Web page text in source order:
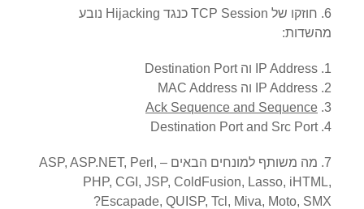
6. חוזקו של TCP Session כנגד Hijacking נובע
מהשדות:
IP Address וה Destination Port
IP Address וה MAC Address
Ack Sequence and Sequence
Destination Port and Src Port
7. מה משותף למונחים הבאים – ASP, ASP.NET, Perl,
PHP, CGI, JSP, ColdFusion, Lasso, iHTML,
Escapade, QUISP, Tcl, Miva, Moto, SMX?